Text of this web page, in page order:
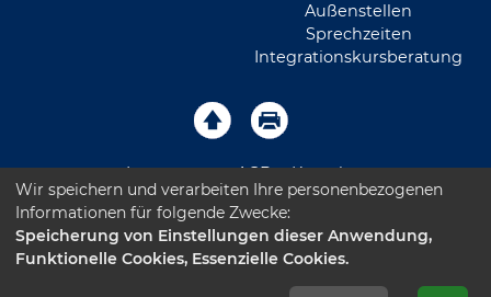
Außenstellen
Sprechzeiten
Integrationskursberatung
Impressum AGB Kontakt
Sitemap Datenschutz Leichte Sprache
Barrierefreiheitserklärung
Wir speichern und verarbeiten Ihre personenbezogenen
Informationen für folgende Zwecke:
Speicherung von Einstellungen dieser Anwendung,
Funktionelle Cookies, Essenzielle Cookies.